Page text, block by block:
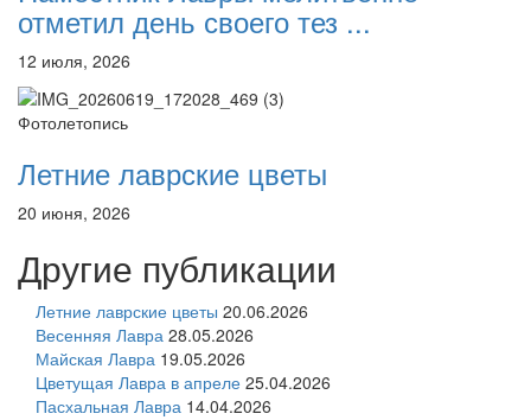
отметил день своего тез ...
12 июля, 2026
Фотолетопись
Летние лаврские цветы
20 июня, 2026
Другие публикации
Летние лаврские цветы 20.06.2026
Весенняя Лавра 28.05.2026
Майская Лавра 19.05.2026
Цветущая Лавра в апреле 25.04.2026
Пасхальная Лавра 14.04.2026